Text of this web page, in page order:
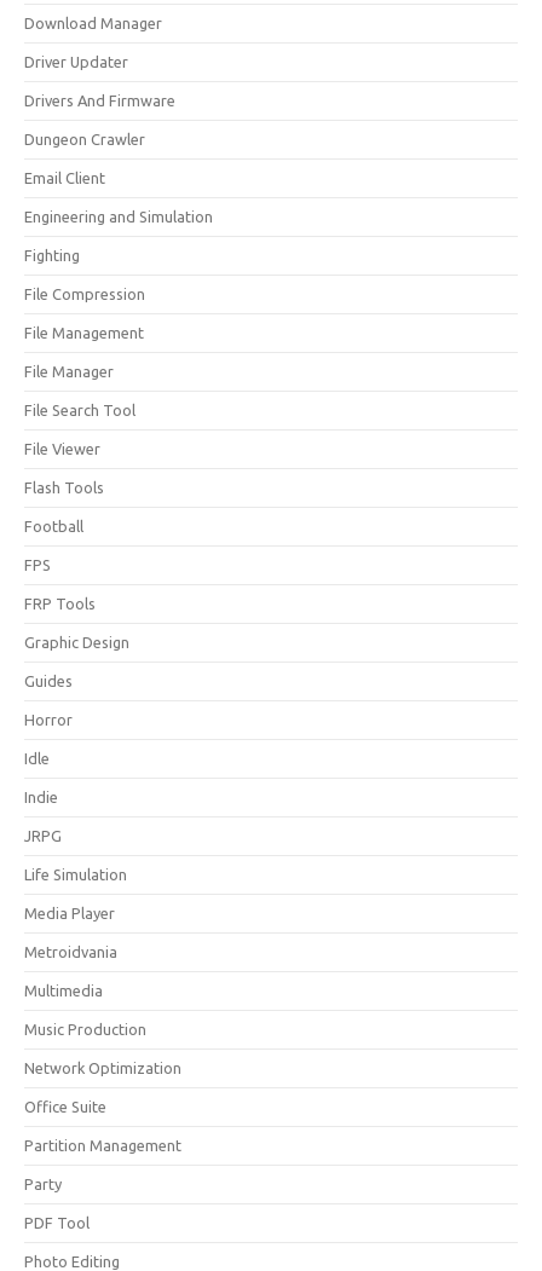
Download Manager
Driver Updater
Drivers And Firmware
Dungeon Crawler
Email Client
Engineering and Simulation
Fighting
File Compression
File Management
File Manager
File Search Tool
File Viewer
Flash Tools
Football
FPS
FRP Tools
Graphic Design
Guides
Horror
Idle
Indie
JRPG
Life Simulation
Media Player
Metroidvania
Multimedia
Music Production
Network Optimization
Office Suite
Partition Management
Party
PDF Tool
Photo Editing